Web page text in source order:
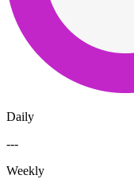
Daily
---
Weekly